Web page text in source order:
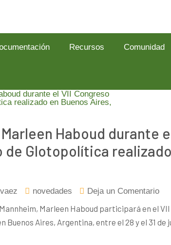
Recursos Comunidad
Haboud durante
Glotopolítica
novedades Deja un Comentario
Marleen Haboud participará en el
Aires, Argentina, entre el 28 y el 31 de